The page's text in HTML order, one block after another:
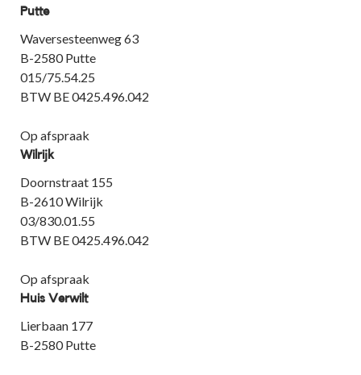
Putte
Waversesteenweg 63
B-2580 Putte
015/75.54.25
BTW BE 0425.496.042
Op afspraak
Wilrijk
Doornstraat 155
B-2610 Wilrijk
03/830.01.55
BTW BE 0425.496.042
Op afspraak
Huis Verwilt
Lierbaan 177
B-2580 Putte